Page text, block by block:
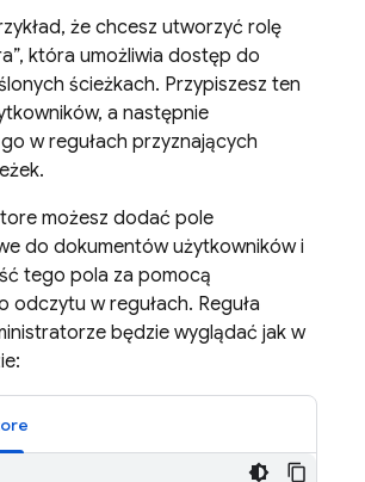
że chcesz utworzyć rolę
która umożliwia dostęp do
ścieżkach. Przypiszesz ten
a następnie
w regułach przyznających
możesz dodać pole
do dokumentów użytkowników i
tego pola za pomocą
odczytu w regułach. Reguła
będzie wyglądać jak w